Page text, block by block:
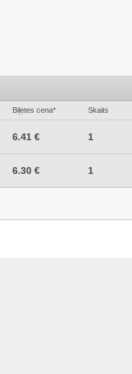
Biļetes cena* Skaits
6.41 € 1
6.30 € 1